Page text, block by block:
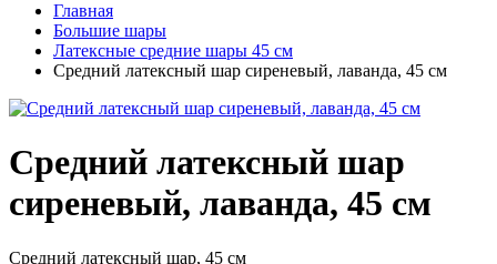
Главная
Большие шары
Латексные средние шары 45 см
Средний латексный шар сиреневый, лаванда, 45 см
Средний латексный шар
сиреневый, лаванда, 45 см
Средний латексный шар, 45 см